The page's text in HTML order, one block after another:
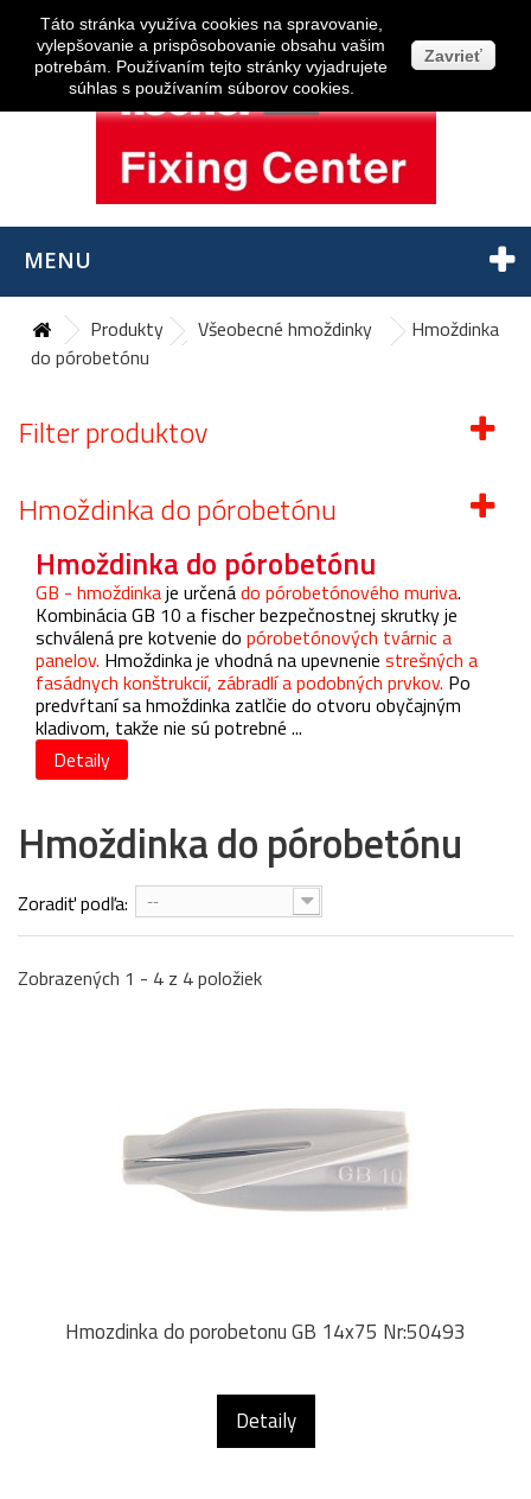
MENU
Produkty Všeobecné hmoždinky
Hmoždinka
do pórobetónu
Filter produktov
Hmoždinka do pórobetónu
Hmoždinka do pórobetónu
GB - hmoždinkaje určenádo pórobetónového muriva.
Kombinácia GB 10 a fischer bezpečnostnej skrutky je
schválená pre kotvenie do pórobetónových tvárnic a
panelov. Hmoždinka je vhodná na upevnenie strešných a
fasádnych konštrukcií, zábradlí a podobných prvkov. Po
predvŕtaní sa hmoždinka zatlčie do otvoru obyčajným
kladivom, takže nie sú potrebné ...
Detaily
Hmoždinka do pórobetónu
Zoradiť podľa: --
Zobrazených 1 - 4 z 4 položiek
Hmozdinka do porobetonu GB 14x75 Nr:50493
Detaily
Táto stránka využíva cookies na spravovanie,
vylepšovanie a prispôsobovanie obsahu vašim
potrebám. Používaním tejto stránky vyjadrujete
súhlas s používaním súborov cookies.
Zavrieť